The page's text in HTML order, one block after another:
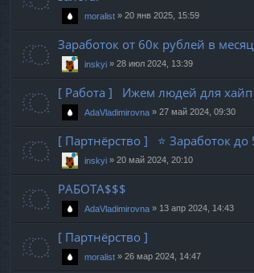
moralist » 20 янв 2025, 15:59
Заработок от 60к рублей в месяц
inskyi » 28 июл 2024, 13:39
[ Работа ] Ижем людей для хайп
AdaVladimirovna » 27 май 2024, 09:30
[ Партнёрство ] ⭐️ Заработок
inskyi » 20 май 2024, 20:10
РАБОТА$$$
AdaVladimirovna » 13 апр 2024, 14:43
[ Партнёрство ]
moralist » 26 мар 2024, 14:47